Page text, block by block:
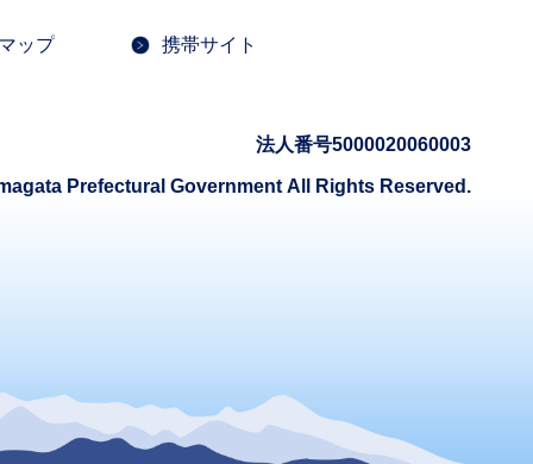
ップ 携帯サイト
法人番号5000020060003
Prefectural Government All Rights Reserved.